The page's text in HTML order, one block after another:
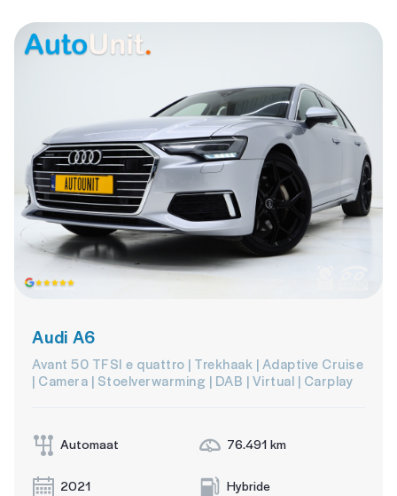
Audi A6
Avant 50 TFSI e quattro | Trekhaak | Adaptive Cruise
| Camera | Stoelverwarming | DAB | Virtual | Carplay
Automaat 76.491 km
2021 Hybride